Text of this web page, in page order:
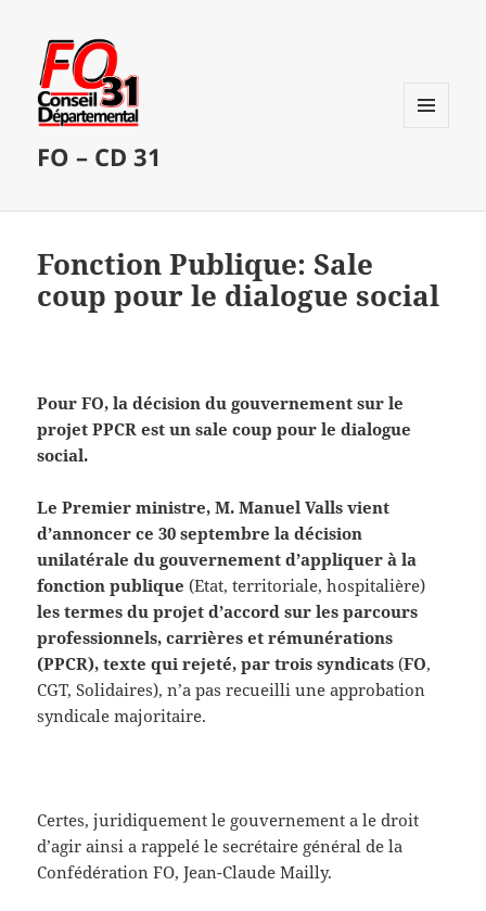
FO – CD 31
Fonction Publique: Sale
coup pour le dialogue social
Pour FO, la décision du gouvernement sur le
projet PPCR est un sale coup pour le dialogue
social.
Le Premier ministre, M. Manuel Valls vient
d’annoncer ce 30 septembre la décision
unilatérale du gouvernement d’appliquer à la
fonction publique (Etat, territoriale, hospitalière)
les termes du projet d’accord sur les parcours
professionnels, carrières et rémunérations
(PPCR), texte qui rejeté, par trois syndicats (FO,
CGT, Solidaires), n’a pas recueilli une approbation
syndicale majoritaire.
Certes, juridiquement le gouvernement a le droit
d’agir ainsi a rappelé le secrétaire général de la
Confédération FO, Jean-Claude Mailly.